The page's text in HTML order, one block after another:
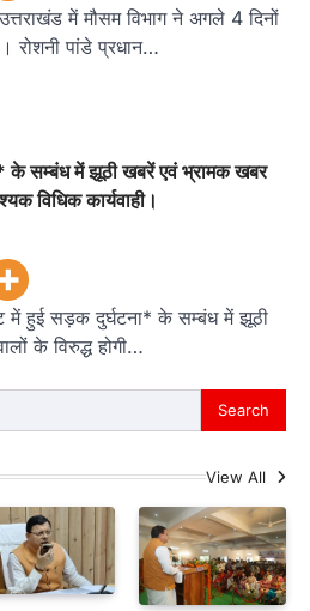
में मौसम विभाग ने अगले 4 दिनों
रोशनी पांडे प्रधान…
के सम्बंध में झूठी खबरें एवं भ्रामक खबर
विधिक कार्यवाही।
हुई सड़क दुर्घटना* के सम्बंध में झूठी
के विरुद्ध होगी…
View All